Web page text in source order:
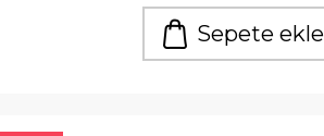
Sepete ekle